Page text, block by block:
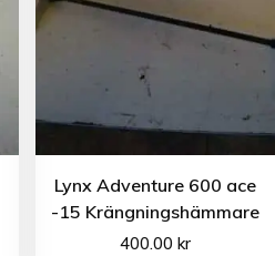
Lynx Adventure 600 ace
-15 Krängningshämmare
400.00 kr